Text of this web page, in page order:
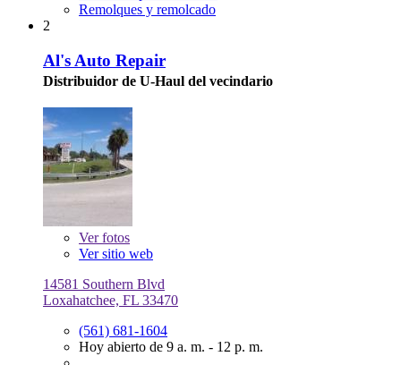
Remolques y remolcado
2
Al's Auto Repair
Distribuidor de U-Haul del vecindario
Verfotos
Ver sitio web
14581 Southern Blvd
Loxahatchee, FL 33470
(561) 681-1604
Hoy abierto de 9 a. m. - 12 p. m.